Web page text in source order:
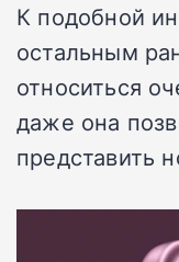
К подобной
остальным
относиться
даже она
представить